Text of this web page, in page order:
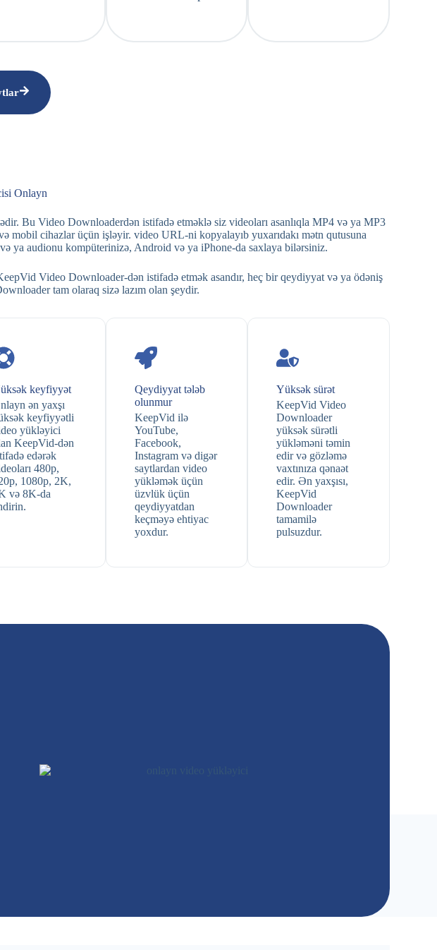
Onlayn
Bu Video Downloaderdən istifadə etməklə siz videoları asanlıqla MP4 və ya MP3
cihazlar üçün işləyir. video URL-ni kopyalayıb yuxarıdakı mətn qutusuna
və ya audionu kompüterinizə, Android və ya iPhone-da saxlaya bilərsiniz.
Video Downloader-dən istifadə etmək asandır, heç bir qeydiyyat və ya ödəniş
tam olaraq sizə lazım olan şeydir.
keyfiyyət
ən yaxşı
keyfiyyətli
yükləyici
KeepVid-dən
edərək
480p,
1080p, 2K,
və 8K-da
Qeydiyyat tələb
olunmur
KeepVid ilə
YouTube,
Facebook,
Instagram və digər
saytlardan video
yükləmək üçün
üzvlük üçün
qeydiyyatdan
keçməyə ehtiyac
yoxdur.
Yüksək sürət
KeepVid Video
Downloader
yüksək sürətli
yükləməni təmin
edir və gözləmə
vaxtınıza qənaət
edir. Ən yaxşısı,
KeepVid
Downloader
tamamilə
pulsuzdur.